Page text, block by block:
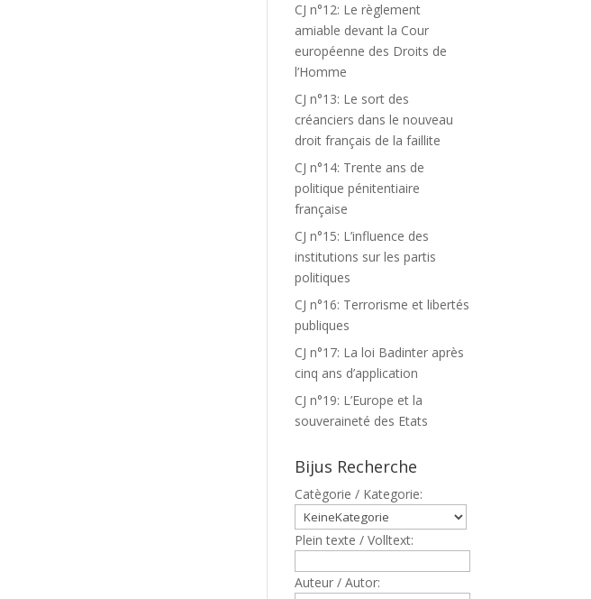
CJ n°12: Le règlement
amiable devant la Cour
européenne des Droits de
l’Homme
CJ n°13: Le sort des
créanciers dans le nouveau
droit français de la faillite
CJ n°14: Trente ans de
politique pénitentiaire
française
CJ n°15: L’influence des
institutions sur les partis
politiques
CJ n°16: Terrorisme et libertés
publiques
CJ n°17: La loi Badinter après
cinq ans d’application
CJ n°19: L’Europe et la
souveraineté des Etats
Bijus Recherche
Catègorie / Kategorie:
Plein texte / Volltext:
Auteur / Autor: